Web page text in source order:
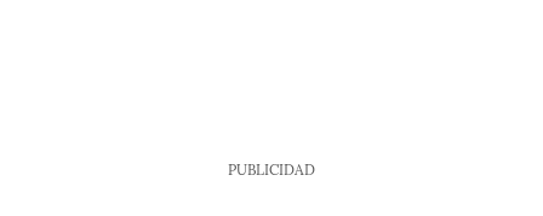
PUBLICIDAD